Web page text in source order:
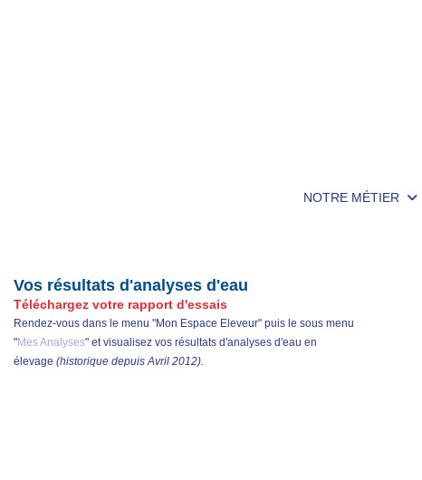
NOTRE MÉTIER
Vos résultats d'analyses d'eau
Téléchargez votre rapport d'essais
Rendez-vous dans le menu "Mon Espace Eleveur" puis le sous menu
"Mes Analyses" et visualisez vos résultats d'analyses d'eau en
élevage (historique depuis Avril 2012).